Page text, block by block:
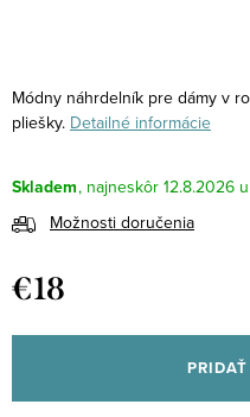
Módny náhrdelník pre dámy v
pliešky. Detailné informácie
Skladem
12.8.2026
Možnosti doručenia
€18
cena: